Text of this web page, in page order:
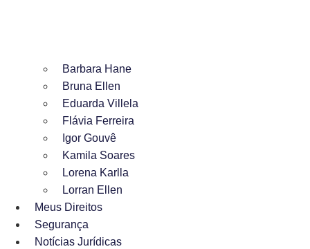
Barbara Hane
Bruna Ellen
Eduarda Villela
Flávia Ferreira
Igor Gouvê
Kamila Soares
Lorena Karlla
Lorran Ellen
Meus Direitos
Segurança
Notícias Jurídicas